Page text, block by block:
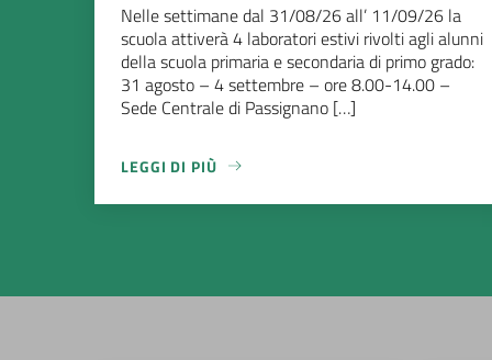
Nelle settimane dal 31/08/26 all’ 11/09/26 la
scuola attiverà 4 laboratori estivi rivolti agli alunni
della scuola primaria e secondaria di primo grado:
31 agosto – 4 settembre – ore 8.00-14.00 –
Sede Centrale di Passignano […]
LEGGI DI PIÙ